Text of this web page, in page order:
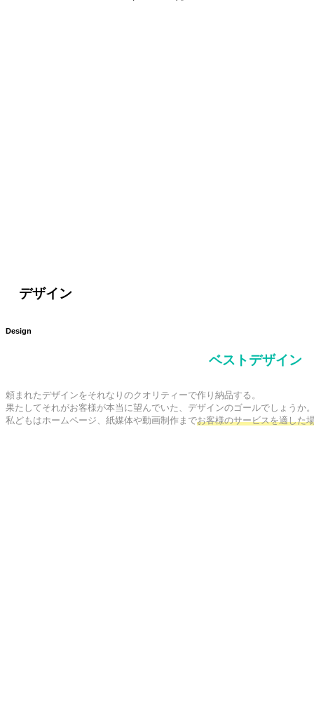
デザイン
Design
ベストデザイン
頼まれたデザインをそれなりのクオリティーで作り納品する。
果たしてそれがお客様が本当に望んでいた、デザインのゴールでしょうか
私どもはホームページ、紙媒体や動画制作までお客様のサービスを適した